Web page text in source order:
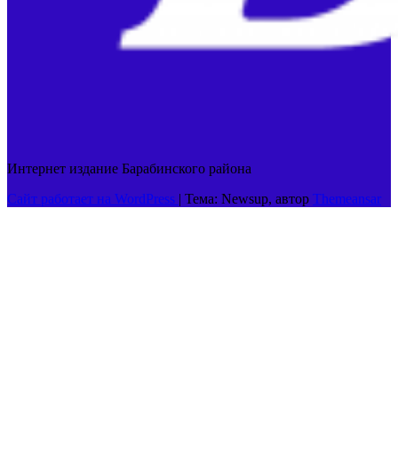
Интернет издание Барабинского района
Сайт работает на WordPress | Тема: Newsup, автор Themeansar